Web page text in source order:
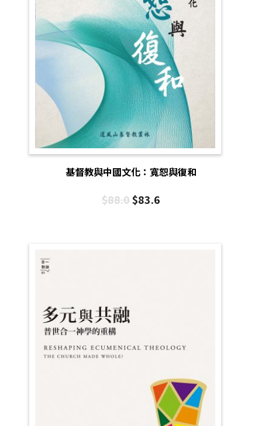
基督教與中國文化：寬恕與復和
$88.0$83.6